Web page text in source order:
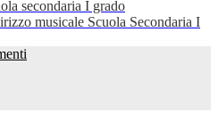
secondaria I grado
musicale Scuola Secondaria I